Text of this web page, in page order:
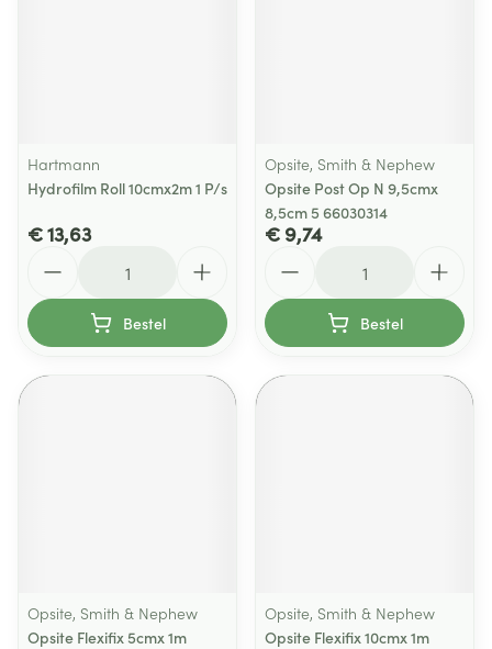
Hartmann
Hydrofilm Roll 10cmx2m 1 P/s
€ 13,63
Bestel
Opsite, Smith & Nephew
Opsite Post Op N 9,5cmx
8,5cm 5 66030314
€ 9,74
Bestel
Opsite, Smith & Nephew
Opsite Flexifix 5cmx 1m
Opsite, Smith & Nephew
Opsite Flexifix 10cmx 1m